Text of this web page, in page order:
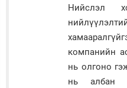
Нийслэл
компанийн
нь олгоно
нь албан